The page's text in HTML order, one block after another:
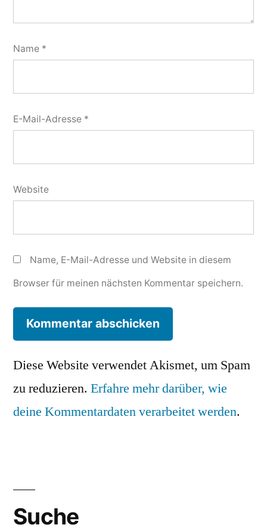
Name *
E-Mail-Adresse *
Website
Name, E-Mail-Adresse und Website in diesem
Browser für meinen nächsten Kommentar speichern.
Diese Website verwendet Akismet, um Spam
zu reduzieren. Erfahre mehr darüber, wie
deine Kommentardaten verarbeitet werden.
Suche